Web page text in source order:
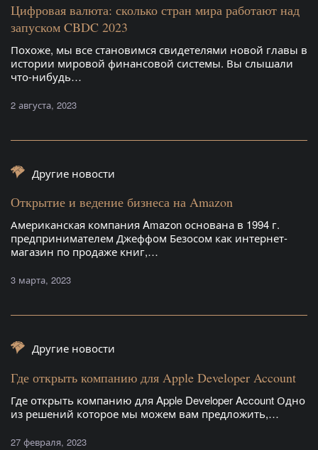
Цифровая валюта: сколько стран мира работают над
запуском CBDC 2023
Похоже, мы все становимся свидетелями новой главы в
истории мировой финансовой системы. Вы слышали
что-нибудь…
2 августа, 2023
Другие новости
Открытие и ведение бизнеса на Amazon
Американская компания Amazon основана в 1994 г.
предпринимателем Джеффом Безосом как интернет-
магазин по продаже книг,…
3 марта, 2023
Другие новости
Где открыть компанию для Apple Developer Account
Где открыть компанию для Apple Developer Account Одно
из решений которое мы можем вам предложить,…
27 февраля, 2023